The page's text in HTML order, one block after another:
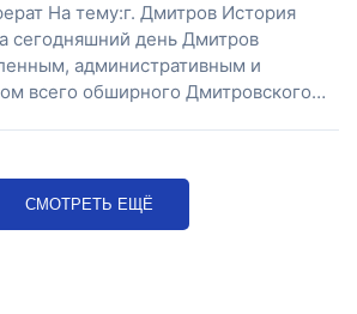
На тему:г. Дмитров История
сегодняшний день Дмитров
административным и
всего обширного Дмитровского…
СМОТРЕТЬ ЕЩЁ